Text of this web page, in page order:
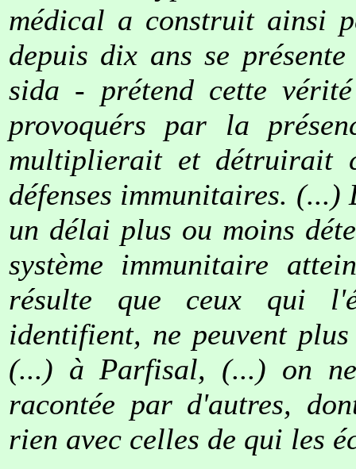
médical a construit ainsi
depuis dix ans se
sida - prétend cette
provoquérs par la
multiplierait et détruirait
défenses immunitaires.
un délai plus ou moins
système immunitaire
résulte que ceux qui
identifient, ne peuvent
(...) à Parfisal, (...) on
racontée par d'autres,
rien avec celles de qui les